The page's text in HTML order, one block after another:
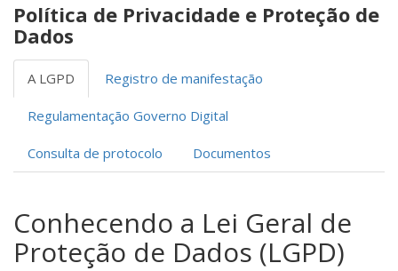
Política de Privacidade e Proteção de
Dados
A LGPD Registro de manifestação
Regulamentação Governo Digital
Consulta de protocolo Documentos
Conhecendo a Lei Geral de
Proteção de Dados (LGPD)